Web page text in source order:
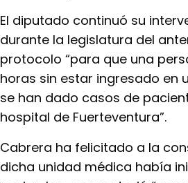
El diputado continuó su
durante la legislatura del
protocolo “para que una
horas sin estar ingresado en
se han dado casos de
hospital de Fuerteventura”.
Cabrera ha felicitado a la
dicha unidad médica había